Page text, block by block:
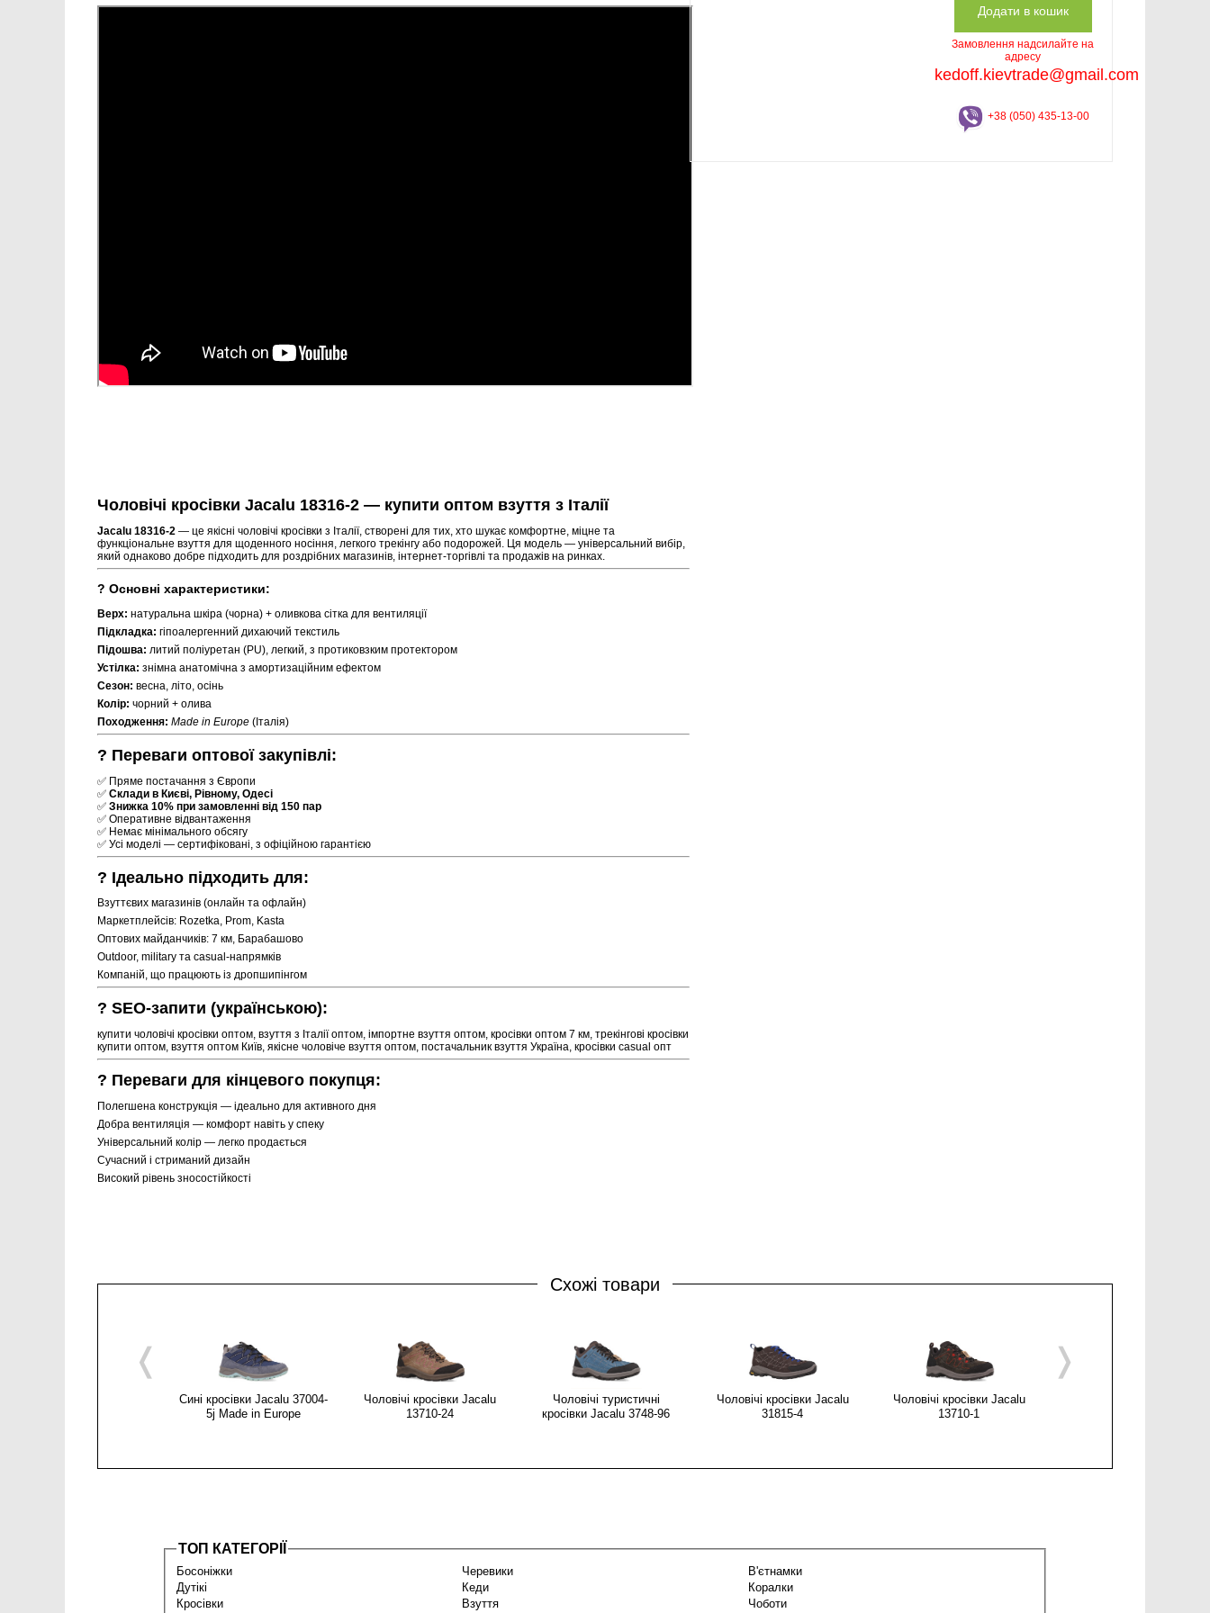
Чоловічі кросівки Jacalu 18316-2 — купити оптом взуття з Італії
Jacalu 18316-2 — це якісні чоловічі кросівки з Італії, створені для тих, хто шукає комфортне, міцне та
функціональне взуття для щоденного носіння, легкого трекінгу або подорожей. Ця модель — універсальний вибір,
який однаково добре підходить для роздрібних магазинів, інтернет-торгівлі та продажів на ринках.
? Основні характеристики:
Верх: натуральна шкіра (чорна) + оливкова сітка для вентиляції
Підкладка: гіпоалергенний дихаючий текстиль
Підошва: литий поліуретан (PU), легкий, з протиковзким протектором
Устілка: знімна анатомічна з амортизаційним ефектом
Сезон: весна, літо, осінь
Колір: чорний + олива
Походження: Made in Europe (Італія)
? Переваги оптової закупівлі:
✅ Пряме постачання з Європи
✅ Склади в Києві, Рівному, Одесі
✅ Знижка 10% при замовленні від 150 пар
✅ Оперативне відвантаження
✅ Немає мінімального обсягу
✅ Усі моделі — сертифіковані, з офіційною гарантією
? Ідеально підходить для:
Взуттєвих магазинів (онлайн та офлайн)
Маркетплейсів: Rozetka, Prom, Kasta
Оптових майданчиків: 7 км, Барабашово
Outdoor, military та casual-напрямків
Компаній, що працюють із дропшипінгом
? SEO-запити (українською):
купити чоловічі кросівки оптом, взуття з Італії оптом, імпортне взуття оптом, кросівки оптом 7 км, трекінгові кросівки
купити оптом, взуття оптом Київ, якісне чоловіче взуття оптом, постачальник взуття Україна, кросівки casual опт
? Переваги для кінцевого покупця:
Полегшена конструкція — ідеально для активного дня
Добра вентиляція — комфорт навіть у спеку
Універсальний колір — легко продається
Сучасний і стриманий дизайн
Високий рівень зносостійкості
Замовлення надсилайте на
адресу
kedoff.kievtrade@gmail.com
+38 (050) 435-13-00
Схожі товари
Сині кросівки Jacalu 37004-
5j Made in Europe
Чоловічі кросівки Jacalu
13710-24
Чоловічі туристичні
кросівки Jacalu 3748-96
Чоловічі кросівки Jacalu
31815-4
Чоловічі кросівки Jacalu
13710-1
❬ ❭
ТОП КАТЕГОРІЇ
Босоніжки Черевики
В'єтнамки
Дутікі
Кеди
Коралки
Кросівки
Взуття
Чоботи